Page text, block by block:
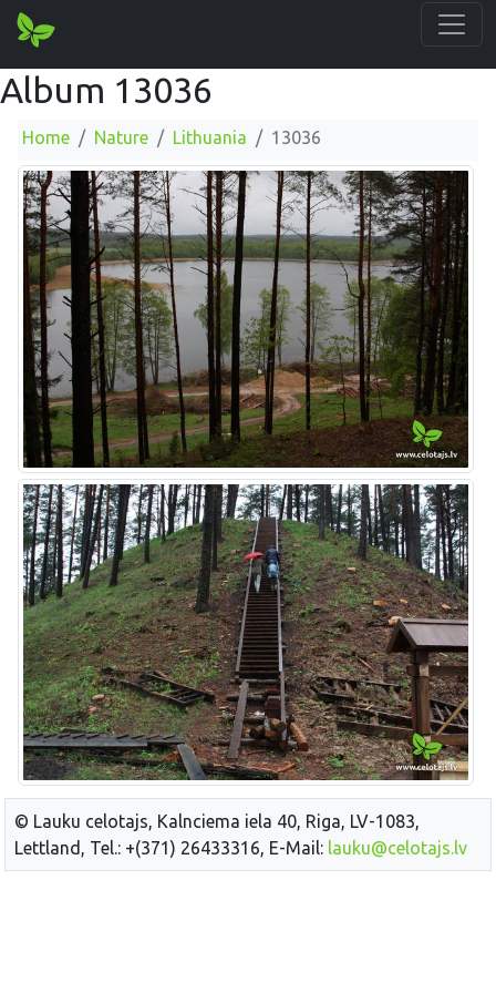
Album 13036
Home Nature Lithuania 13036
© Lauku celotajs, Kalnciema iela 40, Riga, LV-1083,
Lettland, Tel.: +(371) 26433316, E-Mail: lauku@celotajs.lv